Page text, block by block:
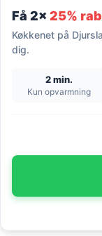
Få 2x 25%
Køkkenet på
dig.
2 min.
Kun opvarmning